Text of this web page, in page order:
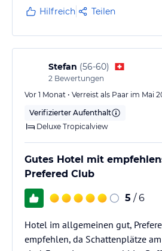
Hilfreich Teilen
Stefan (56-60)
2 Bewertungen
Vor 1 Monat • Verreist als Paar im Mai
Verifizierter Aufenthalt
Deluxe Tropicalview
Gutes Hotel mit
Prefered Club
5 / 6
Hotel im allgemeinen gut,
empfehlen, da Schattenplätze